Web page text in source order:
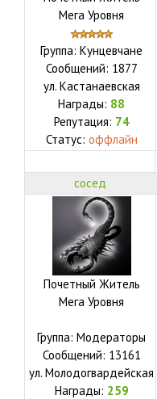
Мега Уровня
Группа: Кунцевчане
Сообщений: 1877
ул. Кастанаевская
Награды: 88
Репутация: 74
Статус: оффлайн
сосед
Почетный Житель
Мега Уровня
Группа: Модераторы
Сообщений: 13161
ул. Молодогвардейская
Награды: 259